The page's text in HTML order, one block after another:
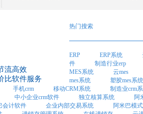
流高效
比软件服务
热门搜索
ERP ERP系统
件
制造行业erp
MES系统
云mes
mes系统
塑胶mes系统
手机crm 移动CRM系统
制造业crm
中小企业crm软件 独立核算系统
阿
会计软件 企业内部交易系统
阿米巴模